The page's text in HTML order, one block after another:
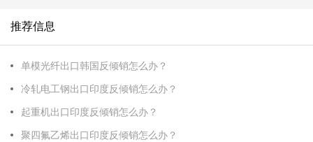
推荐信息
单模光纤出口韩国反倾销怎么办？
冷轧电工钢出口印度反倾销怎么办？
起重机出口印度反倾销怎么办？
聚四氟乙烯出口印度反倾销怎么办？